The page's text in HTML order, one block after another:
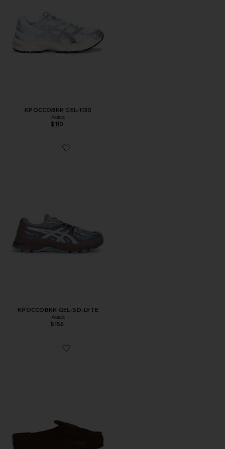
КРОССОВКИ GEL-1130
Asics
$110
Favorite КРОССОВКИ GEL-SD-LYTE
КРОССОВКИ GEL-SD-LYTE
Asics
$155
Favorite КРОССОВКИ NAPLES